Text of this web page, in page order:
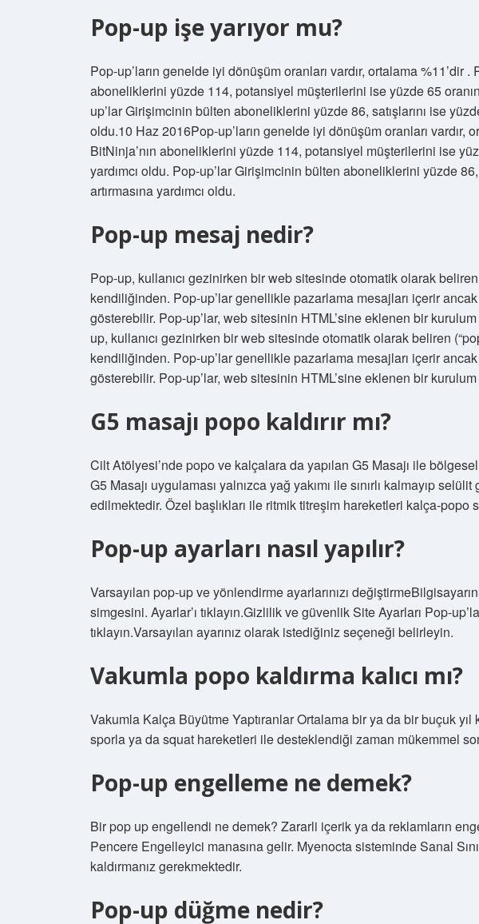
Pop-up işe yarıyor mu?
Pop-up’ların genelde iyi dönüşüm oranları vardır, ortalama %11’dir .
aboneliklerini yüzde 114, potansiyel müşterilerini ise yüzde 65
up’lar Girişimcinin bülten aboneliklerini yüzde 86, satışlarını ise
oldu.10 Haz 2016Pop-up’ların genelde iyi dönüşüm oranları vardır,
BitNinja’nın aboneliklerini yüzde 114, potansiyel müşterilerini ise
yardımcı oldu. Pop-up’lar Girişimcinin bülten aboneliklerini yüzde 86,
artırmasına yardımcı oldu.
Pop-up mesaj nedir?
Pop-up, kullanıcı gezinirken bir web sitesinde otomatik olarak
kendiliğinden. Pop-up’lar genellikle pazarlama mesajları içerir
gösterebilir. Pop-up’lar, web sitesinin HTML’sine eklenen bir
up, kullanıcı gezinirken bir web sitesinde otomatik olarak beliren
kendiliğinden. Pop-up’lar genellikle pazarlama mesajları içerir
gösterebilir. Pop-up’lar, web sitesinin HTML’sine eklenen bir
G5 masajı popo kaldırır mı?
Cilt Atölyesi’nde popo ve kalçalara da yapılan G5 Masajı ile bölgesel
G5 Masajı uygulaması yalnızca yağ yakımı ile sınırlı kalmayıp
edilmektedir. Özel başlıkları ile ritmik titreşim hareketleri kalça-popo
Pop-up ayarları nasıl yapılır?
Varsayılan pop-up ve yönlendirme ayarlarınızı
simgesini. Ayarlar’ı tıklayın.Gizlilik ve güvenlik Site Ayarları Pop-
tıklayın.Varsayılan ayarınız olarak istediğiniz seçeneği belirleyin.
Vakumla popo kaldırma kalıcı mı?
Vakumla Kalça Büyütme Yaptıranlar Ortalama bir ya da bir buçuk yıl
sporla ya da squat hareketleri ile desteklendiği zaman mükemmel
Pop-up engelleme ne demek?
Bir pop up engellendi ne demek? Zararli içerik ya da reklamların
Pencere Engelleyici manasına gelir. Myenocta sisteminde Sanal
kaldırmanız gerekmektedir.
Pop-up düğme nedir?